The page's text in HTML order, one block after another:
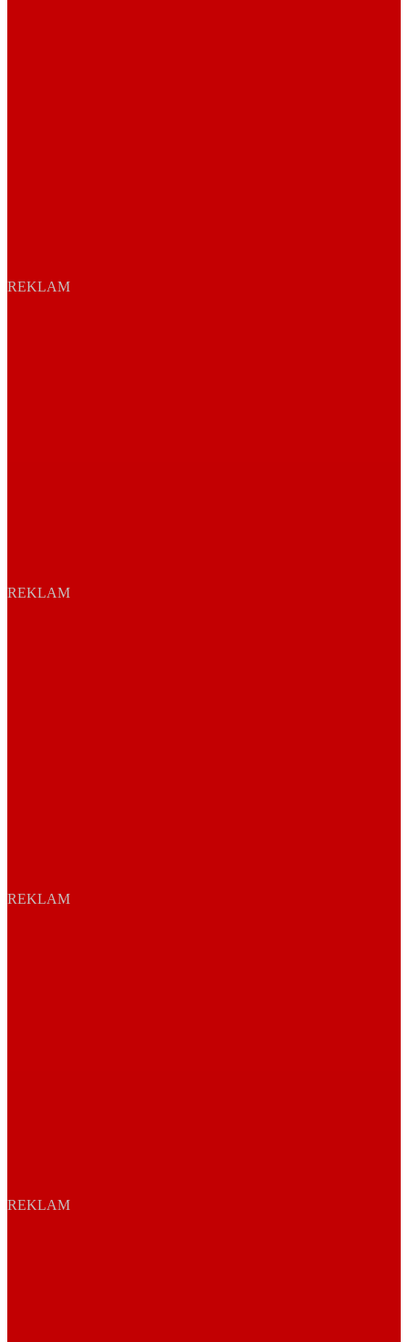
REKLAM
REKLAM
REKLAM
REKLAM